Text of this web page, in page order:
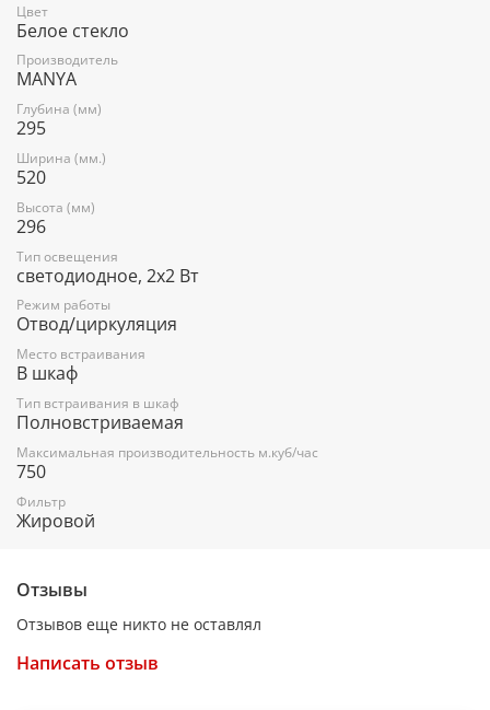
Тип управления Сенсорное
Цвет Белое стекло
Ширина 52 см
Глубина 29,5 см
Цвет
Белое стекло
Производитель
MANYA
Глубина (мм)
295
Ширина (мм.)
520
Высота (мм)
296
Тип освещения
светодиодное, 2х2 Вт
Режим работы
Отвод/циркуляция
Место встраивания
В шкаф
Тип встраивания в шкаф
Полновстриваемая
Максимальная производительность м.куб/час
750
Фильтр
Жировой
Отзывы
Отзывов еще никто не оставлял
Написать отзыв